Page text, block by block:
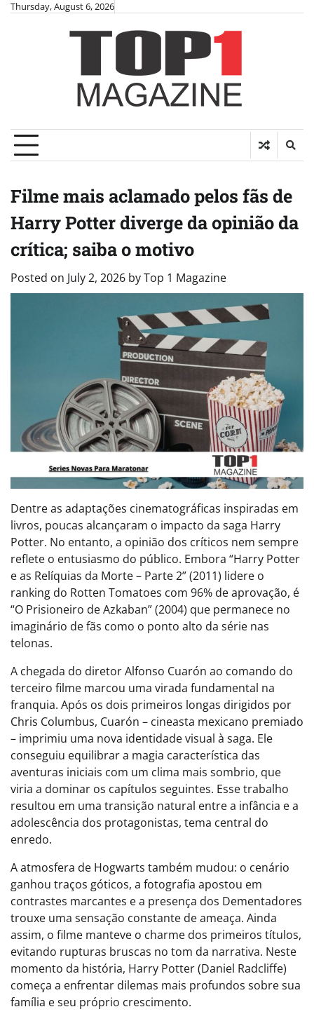
SkipThursday, August 6, 2026
Filme mais aclamado pelos fãs de
Harry Potter diverge da opinião da
crítica; saiba o motivo
Posted on July 2, 2026 byTop 1 Magazine
Dentre as adaptações cinematográficas inspiradas em
livros, poucas alcançaram o impacto da saga Harry
Potter. No entanto, a opinião dos críticos nem sempre
reflete o entusiasmo do público. Embora “Harry Potter
e as Relíquias da Morte – Parte 2” (2011) lidere o
ranking do Rotten Tomatoes com 96% de aprovação, é
“O Prisioneiro de Azkaban” (2004) que permanece no
imaginário de fãs como o ponto alto da série nas
telonas.
A chegada do diretor Alfonso Cuarón ao comando do
terceiro filme marcou uma virada fundamental na
franquia. Após os dois primeiros longas dirigidos por
Chris Columbus, Cuarón – cineasta mexicano premiado
– imprimiu uma nova identidade visual à saga. Ele
conseguiu equilibrar a magia característica das
aventuras iniciais com um clima mais sombrio, que
viria a dominar os capítulos seguintes. Esse trabalho
resultou em uma transição natural entre a infância e a
adolescência dos protagonistas, tema central do
enredo.
A atmosfera de Hogwarts também mudou: o cenário
ganhou traços góticos, a fotografia apostou em
contrastes marcantes e a presença dos Dementadores
trouxe uma sensação constante de ameaça. Ainda
assim, o filme manteve o charme dos primeiros títulos,
evitando rupturas bruscas no tom da narrativa. Neste
momento da história, Harry Potter (Daniel Radcliffe)
começa a enfrentar dilemas mais profundos sobre sua
família e seu próprio crescimento.